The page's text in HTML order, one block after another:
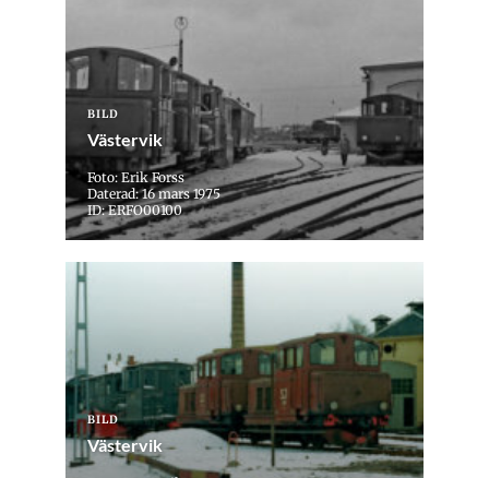
BILD
Västervik
Foto: Erik Forss
Daterad: 16 mars 1975
ID: ERFO00100
BILD
Västervik